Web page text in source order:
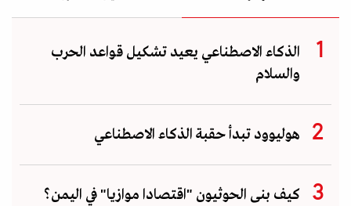
الذكاء الاصطناعي يعيد تشكيل قواعد الحرب
والسلام
هوليوود تبدأ حقبة الذكاء الاصطناعي
كيف بنى الحوثيون "اقتصادا موازيا" في اليمن؟